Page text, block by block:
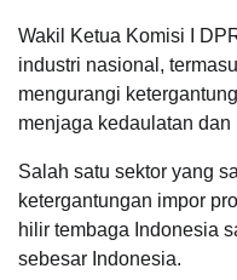
Wakil Ketua Komisi I
industri nasional,
mengurangi
menjaga kedaulatan
Salah satu sektor yang
ketergantungan impor
hilir tembaga Indonesia
sebesar Indonesia.